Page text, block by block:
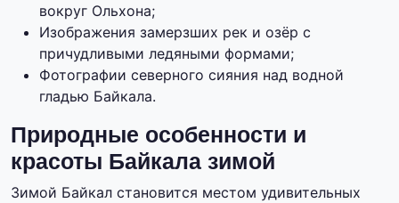
вокруг Ольхона;
Изображения замерзших рек и озёр с
причудливыми ледяными формами;
Фотографии северного сияния над водной
гладью Байкала.
Природные особенности и
красоты Байкала зимой
Зимой Байкал становится местом удивительных